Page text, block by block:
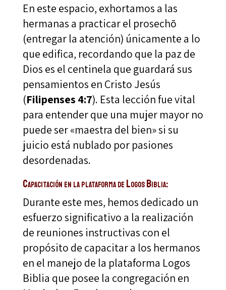
En este espacio, exhortamos a las
hermanas a practicar el prosechō
(entregar la atención) únicamente a lo
que edifica, recordando que la paz de
Dios es el centinela que guardará sus
pensamientos en Cristo Jesús
(Filipenses 4:7). Esta lección fue vital
para entender que una mujer mayor no
puede ser «maestra del bien» si su
juicio está nublado por pasiones
desordenadas.
Capacitación en la plataforma de Logos Biblia:
Durante este mes, hemos dedicado un
esfuerzo significativo a la realización
de reuniones instructivas con el
propósito de capacitar a los hermanos
en el manejo de la plataforma Logos
Biblia que posee la congregación en